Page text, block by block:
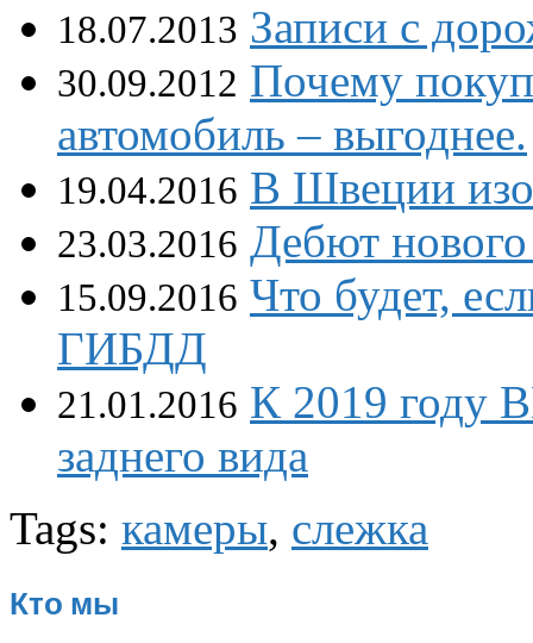
18.07.2013 Записи с
30.09.2012 Почему
автомобиль – выгоднее.
19.04.2016 В Швеции
23.03.2016 Дебют
15.09.2016 Что будет,
ГИБДД
21.01.2016 К 2019 году
заднего вида
Tags: камеры, слежка
Кто мы